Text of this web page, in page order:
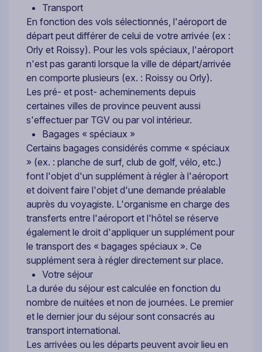
Transport
En fonction des vols sélectionnés, l'aéroport de
départ peut différer de celui de votre arrivée (ex :
Orly et Roissy). Pour les vols spéciaux, l'aéroport
n'est pas garanti lorsque la ville de départ/arrivée
en comporte plusieurs (ex. : Roissy ou Orly).
Les pré- et post- acheminements depuis
certaines villes de province peuvent aussi
s'effectuer par TGV ou par vol intérieur.
Bagages « spéciaux »
Certains bagages considérés comme « spéciaux
» (ex. : planche de surf, club de golf, vélo, etc.)
font l'objet d'un supplément à régler à l'aéroport
et doivent faire l'objet d'une demande préalable
auprès du voyagiste. L'organisme en charge des
transferts entre l'aéroport et l'hôtel se réserve
également le droit d'appliquer un supplément pour
le transport des « bagages spéciaux ». Ce
supplément sera à régler directement sur place.
Votre séjour
La durée du séjour est calculée en fonction du
nombre de nuitées et non de journées. Le premier
et le dernier jour du séjour sont consacrés au
transport international.
Les arrivées ou les départs peuvent avoir lieu en